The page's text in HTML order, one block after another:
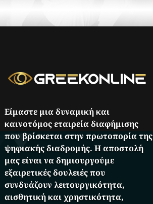
Είμαστε μια δυναμική και
καινοτόμος εταιρεία διαφήμισης
που βρίσκεται στην πρωτοπορία της
ψηφιακής διαδρομής. Η αποστολή
μας είναι να δημιουργούμε
εξαιρετικές δουλειές που
συνδυάζουν λειτουργικότητα,
αισθητική και χρηστικότητα,